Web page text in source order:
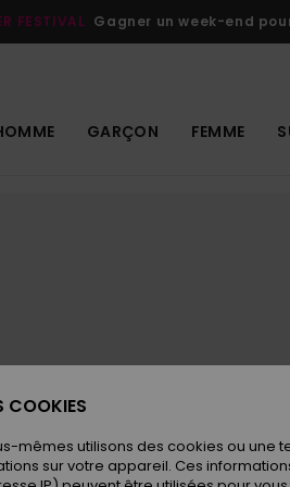
FESTIVAL Gagner un week-end
GARÇON FEMME
COOKIES
mêmes utilisons des cookies ou une
sur votre appareil. Ces